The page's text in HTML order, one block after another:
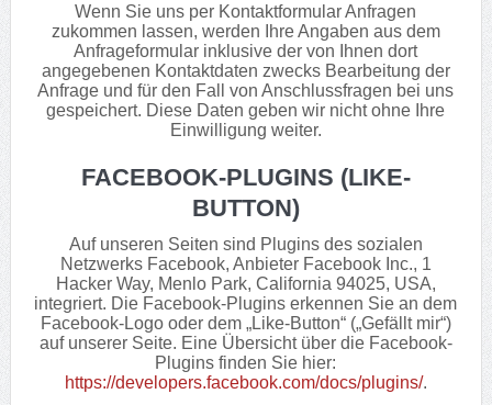
Wenn Sie uns per Kontaktformular Anfragen
zukommen lassen, werden Ihre Angaben aus dem
Anfrageformular inklusive der von Ihnen dort
angegebenen Kontaktdaten zwecks Bearbeitung der
Anfrage und für den Fall von Anschlussfragen bei uns
gespeichert. Diese Daten geben wir nicht ohne Ihre
Einwilligung weiter.
FACEBOOK-PLUGINS (LIKE-
BUTTON)
Auf unseren Seiten sind Plugins des sozialen
Netzwerks Facebook, Anbieter Facebook Inc., 1
Hacker Way, Menlo Park, California 94025, USA,
integriert. Die Facebook-Plugins erkennen Sie an dem
Facebook-Logo oder dem „Like-Button“ („Gefällt mir“)
auf unserer Seite. Eine Übersicht über die Facebook-
Plugins finden Sie hier:
https://developers.facebook.com/docs/plugins/.